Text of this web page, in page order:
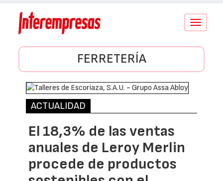
Conmutar
FERRETERÍA
ACTUALIDAD
El 18,3% de las ventas
anuales de Leroy Merlin
procede de productos